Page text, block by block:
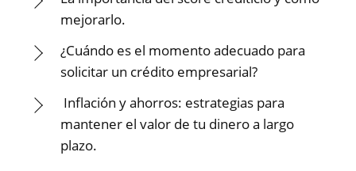
mejorarlo.
¿Cuándo es el momento adecuado para
solicitar un crédito empresarial?
Inflación y ahorros: estrategias para
mantener el valor de tu dinero a largo
plazo.